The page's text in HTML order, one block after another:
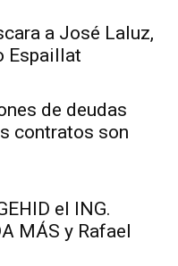
a José Laluz,
Espaillat
de deudas
contratos son
el ING.
MÁS y Rafael